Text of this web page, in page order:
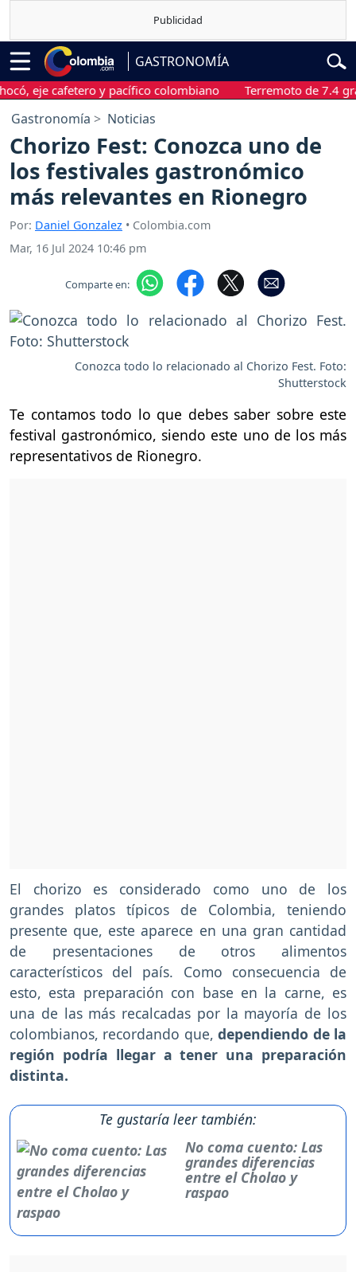
GASTRONOMÍA
cafetero y pacífico colombiano Terremoto de 7.4 grados
Gastronomía Noticias
Chorizo Fest: Conozca uno de
los festivales gastronómico
más relevantes en Rionegro
Por: Daniel Gonzalez • Colombia.com
Mar, 16 Jul 2024 10:46 pm
Comparte en:
Conozca todo lo relacionado al Chorizo Fest. Foto:
Shutterstock
Te contamos todo lo que debes saber sobre este
festival gastronómico, siendo este uno de los más
representativos de Rionegro.
El chorizo es considerado como uno de los
grandes platos típicos de Colombia, teniendo
presente que, este aparece en una gran cantidad
de presentaciones de otros alimentos
característicos del país. Como consecuencia de
esto, esta preparación con base en la carne, es
una de las más recalcadas por la mayoría de los
colombianos, recordando que,dependiendo de la
región podría llegar a tener una preparación
distinta.
Te gustaría leer también:
No coma cuento: Las
grandes diferencias
entre el Cholao y
raspao